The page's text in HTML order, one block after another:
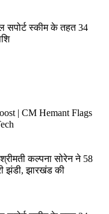
सपोर्ट स्कीम के तहत 34
| CM Hemant Flags
कल्पना सोरेन ने 58
झंडी, झारखंड की